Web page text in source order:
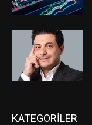
KATEGORİLER